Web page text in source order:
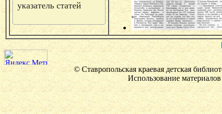
указатель статей
© Ставропольская краевая детская
Использование